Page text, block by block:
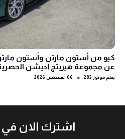
كيو من أستون مارتن وأستون
عن مجموعة هيريتج إديشن
بقلم موتور 283 ● 06 أغسطس 2026
اشترك الان في